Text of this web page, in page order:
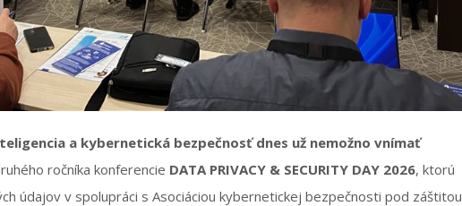
a kybernetická bezpečnosť dnes už nemožno vnímať
ročníka konferencie DATA PRIVACY & SECURITY DAY 2026, ktorú
údajov v spolupráci s Asociáciou kybernetickej bezpečnosti pod záštitou